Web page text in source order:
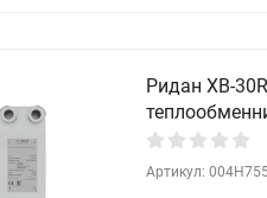
Ридан XB-
Артикул: